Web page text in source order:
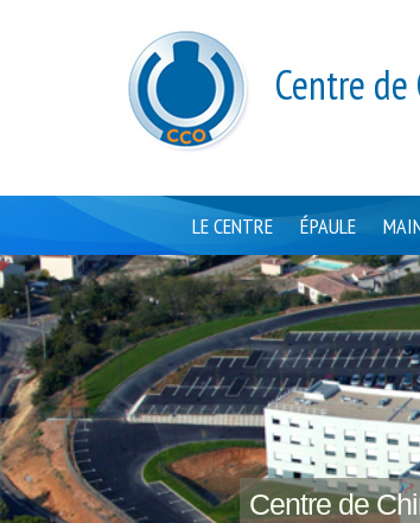
Centre
LE CENTRE ÉPAULE
Centre de